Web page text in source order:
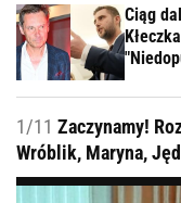
Ciąg
1/11 Zaczynamy!
Wróblik, Maryna,